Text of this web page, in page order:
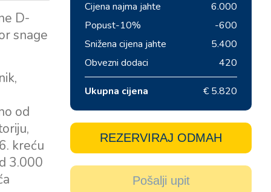
D-
snage
od
kreću
3.000
Cijena najma jahte
6.000
Popust-10%
-600
Snižena cijena jahte
5.400
Obvezni dodaci
420
Ukupna cijena € 5.820
REZERVIRAJ ODMAH
Pošalji upit